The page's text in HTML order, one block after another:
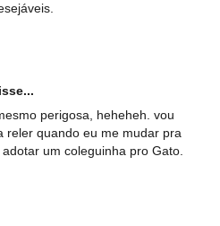
perigosa, heheheh. vou
reler quando eu me mudar pra
um coleguinha pro Gato.